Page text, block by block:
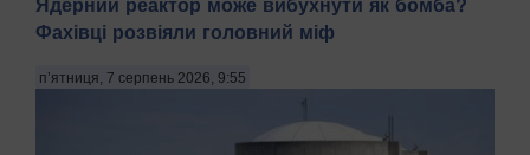
Фахівці розвіяли головний міф
п’ятниця, 7 серпень 2026, 9:55